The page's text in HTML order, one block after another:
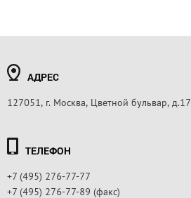
АДРЕС
127051, г. Москва, Цветной бульвар, д.17
ТЕЛЕФОН
+7 (495) 276-77-77
+7 (495) 276-77-89 (факс)